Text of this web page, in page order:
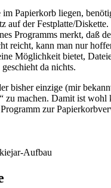
im Papierkorb liegen,
auf der Festplatte/
Programms merkt, daß
reicht, kann man nur
Möglichkeit bietet,
da nichts.
bisher einzige (mir
zu machen. Damit ist wohl
zur
Aufbau